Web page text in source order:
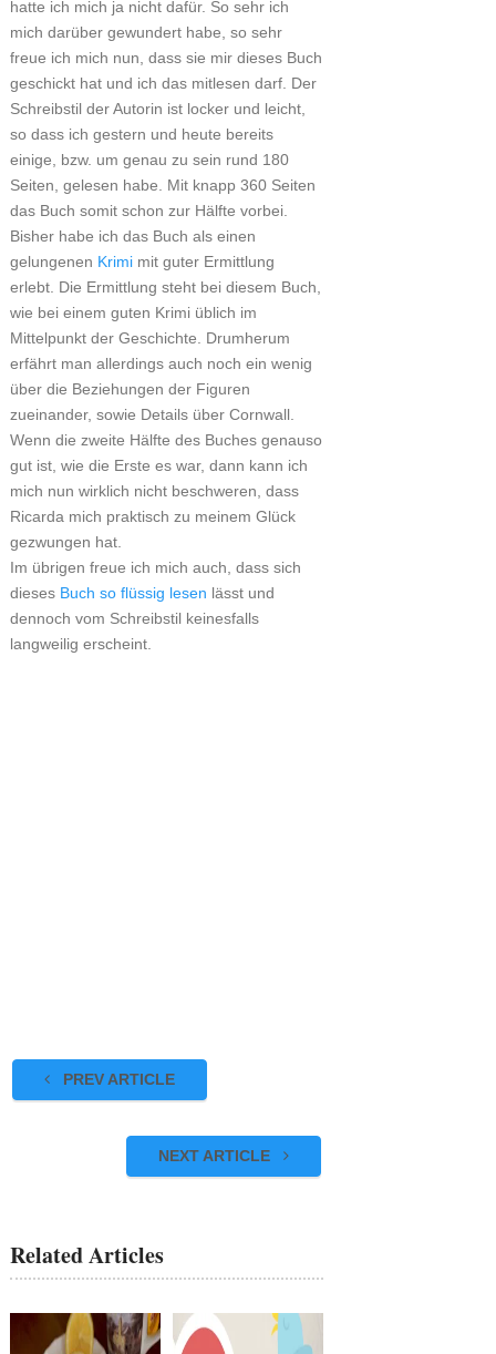
hatte ich mich ja nicht dafür. So sehr ich
mich darüber gewundert habe, so sehr
freue ich mich nun, dass sie mir dieses Buch
geschickt hat und ich das mitlesen darf. Der
Schreibstil der Autorin ist locker und leicht,
so dass ich gestern und heute bereits
einige, bzw. um genau zu sein rund 180
Seiten, gelesen habe. Mit knapp 360 Seiten
das Buch somit schon zur Hälfte vorbei.
Bisher habe ich das Buch als einen
gelungenen Krimimit guter Ermittlung
erlebt. Die Ermittlung steht bei diesem Buch,
wie bei einem guten Krimi üblich im
Mittelpunkt der Geschichte. Drumherum
erfährt man allerdings auch noch ein wenig
über die Beziehungen der Figuren
zueinander, sowie Details über Cornwall.
Wenn die zweite Hälfte des Buches genauso
gut ist, wie die Erste es war, dann kann ich
mich nun wirklich nicht beschweren, dass
Ricarda mich praktisch zu meinem Glück
gezwungen hat.
Im übrigen freue ich mich auch, dass sich
dieses Buch so flüssig lesen lässt und
dennoch vom Schreibstil keinesfalls
langweilig erscheint.
PREV ARTICLE
NEXT ARTICLE
Related Articles